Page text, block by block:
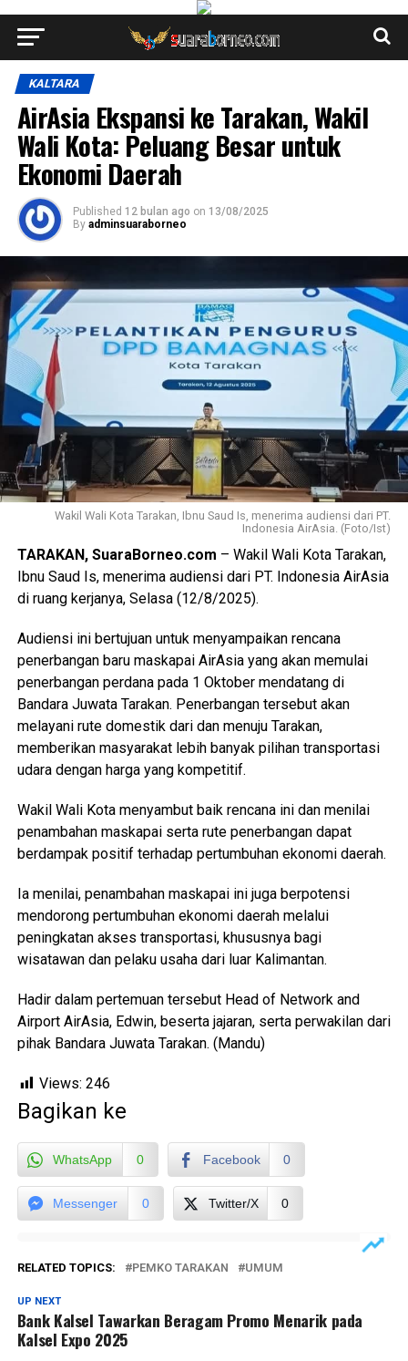
KALTARA
AirAsia Ekspansi ke Tarakan, Wakil
Wali Kota: Peluang Besar untuk
Ekonomi Daerah
Published 12 bulan ago on 13/08/2025
By adminsuaraborneo
Wakil Wali Kota Tarakan, Ibnu Saud Is, menerima audiensi dari PT.
Indonesia AirAsia. (Foto/Ist)
TARAKAN, SuaraBorneo.com – Wakil Wali Kota Tarakan,
Ibnu Saud Is, menerima audiensi dari PT. Indonesia AirAsia
di ruang kerjanya, Selasa (12/8/2025).
Audiensi ini bertujuan untuk menyampaikan rencana
penerbangan baru maskapai AirAsia yang akan memulai
penerbangan perdana pada 1 Oktober mendatang di
Bandara Juwata Tarakan. Penerbangan tersebut akan
melayani rute domestik dari dan menuju Tarakan,
memberikan masyarakat lebih banyak pilihan transportasi
udara dengan harga yang kompetitif.
Wakil Wali Kota menyambut baik rencana ini dan menilai
penambahan maskapai serta rute penerbangan dapat
berdampak positif terhadap pertumbuhan ekonomi daerah.
Ia menilai, penambahan maskapai ini juga berpotensi
mendorong pertumbuhan ekonomi daerah melalui
peningkatan akses transportasi, khususnya bagi
wisatawan dan pelaku usaha dari luar Kalimantan.
Hadir dalam pertemuan tersebut Head of Network and
Airport AirAsia, Edwin, beserta jajaran, serta perwakilan dari
pihak Bandara Juwata Tarakan. (Mandu)
Views: 246
Bagikan ke
WhatsApp 0 Facebook 0
Messenger 0 Twitter/X 0
RELATED TOPICS: PEMKO TARAKAN UMUM
UP NEXT
Bank Kalsel Tawarkan Beragam Promo Menarik pada
Kalsel Expo 2025